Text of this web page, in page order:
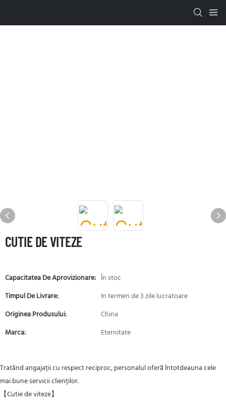
CUTIE DE VITEZE
Capacitatea De Aprovizionare: În stoc
Timpul De Livrare:
In termen de 3 zile lucratoare
Originea Produsului:
China
Marca:
Eternitate
Tratând angajații cu respect reciproc, personalul oferă întotdeauna cele
mai bune servicii clienților.
【Cutie de viteze】